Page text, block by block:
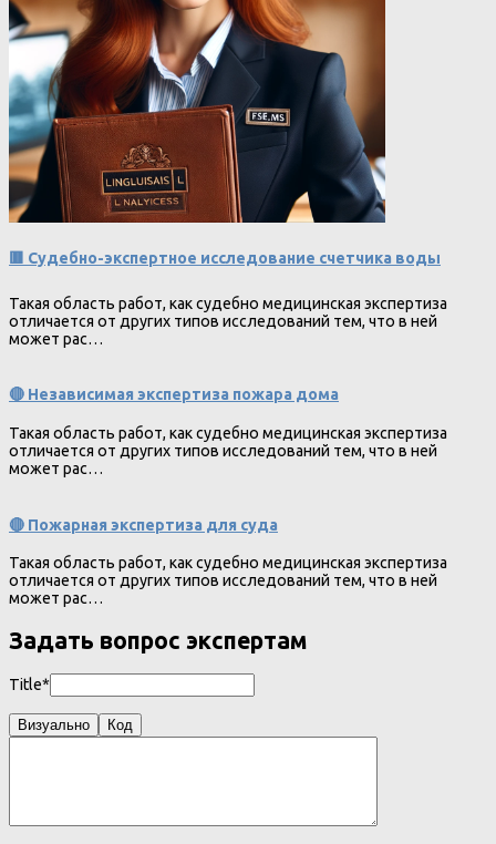
🟥 Судебно-экспертное исследование счетчика воды
Такая область работ, как судебно медицинская экспертиза
отличается от других типов исследований тем, что в ней
может рас…
🔴 Независимая экспертиза пожара дома
Такая область работ, как судебно медицинская экспертиза
отличается от других типов исследований тем, что в ней
может рас…
🔴 Пожарная экспертиза для суда
Такая область работ, как судебно медицинская экспертиза
отличается от других типов исследований тем, что в ней
может рас…
Задать вопрос экспертам
Title*
Визуально Код